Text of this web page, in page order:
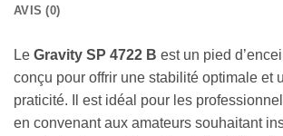
AVIS (0)
Le Gravity SP 4722 B est un pied
conçu pour offrir une stabilité optimale et
praticité. Il est idéal pour les
en convenant aux amateurs souhaitant